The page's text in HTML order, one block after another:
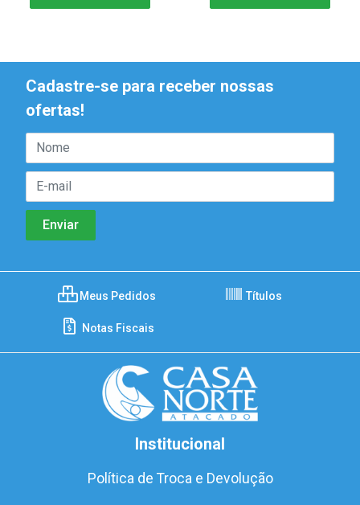
Cadastre-se para receber nossas
ofertas!
Meus Pedidos Títulos
Notas Fiscais
Institucional
Política de Troca e Devolução